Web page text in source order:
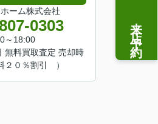
ーム株式会社
0303
～18:00
無料買取査定 売却時
２０％割引 ）
来店予約